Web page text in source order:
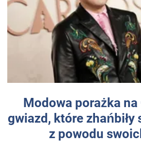
Modowa porażka
gwiazd, które
z powodu